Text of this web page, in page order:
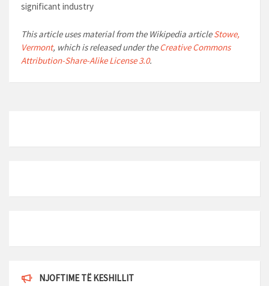
significant industry
This article uses material from the Wikipedia articleStowe,
Vermont, which is released under theCreative Commons
Attribution-Share-Alike License 3.0.
NJOFTIME TË KESHILLIT